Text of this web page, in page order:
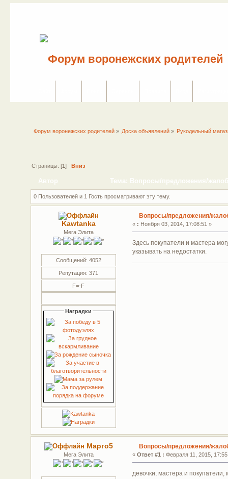
Форум воронежских родителей» Доска объявлений » Рукодельный
Страницы: [1 ] Вниз
Автор Тема: Вопросы/предложения/
0 Пользователей и 1 Гость просматривают эту тему.
Kawtanka
Мега Элита
Сообщений: 4052
Репутация: 371
F=-F
Наградки
Вопросы/предложения/
« : Ноября 03, 2014, 17:08:51 »
Здесь покупатели и мастера
указывать на недостатки.
Марго5
Мега Элита
Вопросы/предложения/
«Ответ #1 : Февраля 11, 2015,
девочки, мастера и